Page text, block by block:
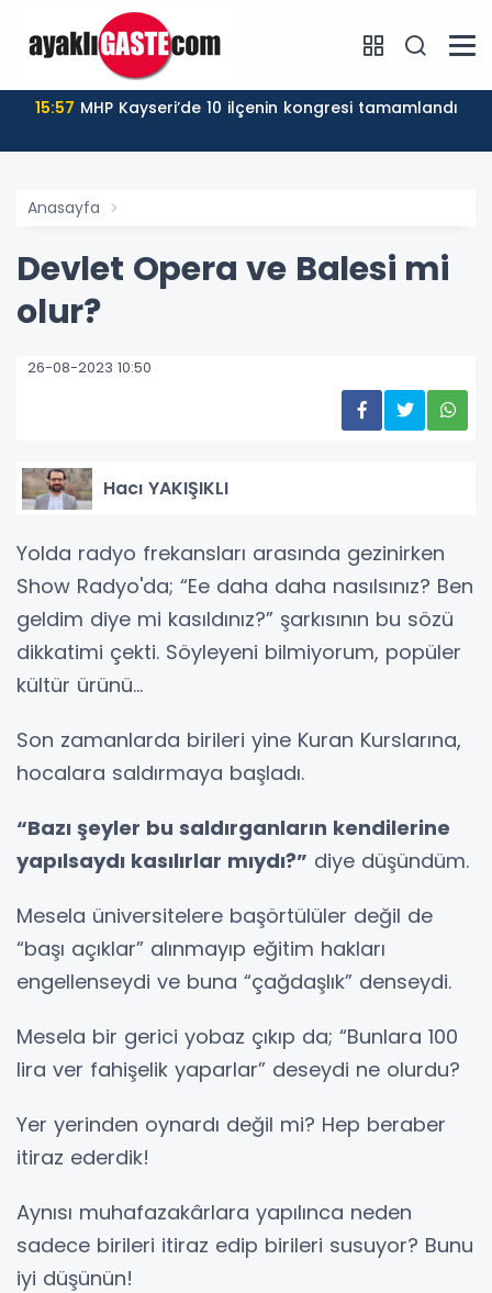
15:57 MHP Kayseri’de 10 ilçenin kongresi tamamlandı
Anasayfa
Devlet Opera ve Balesi mi
olur?
26-08-2023 10:50
Hacı YAKIŞIKLI
Yolda radyo frekansları arasında gezinirken
Show Radyo'da; “Ee daha daha nasılsınız? Ben
geldim diye mi kasıldınız?” şarkısının bu sözü
dikkatimi çekti. Söyleyeni bilmiyorum, popüler
kültür ürünü...
Son zamanlarda birileri yine Kuran Kurslarına,
hocalara saldırmaya başladı.
“Bazı şeyler bu saldırganların kendilerine
yapılsaydı kasılırlar mıydı?” diye düşündüm.
Mesela üniversitelere başörtülüler değil de
“başı açıklar” alınmayıp eğitim hakları
engellenseydi ve buna “çağdaşlık” denseydi.
Mesela bir gerici yobaz çıkıp da; “Bunlara 100
lira ver fahişelik yaparlar” deseydi ne olurdu?
Yer yerinden oynardı değil mi? Hep beraber
itiraz ederdik!
Aynısı muhafazakârlara yapılınca neden
sadece birileri itiraz edip birileri susuyor? Bunu
iyi düşünün!